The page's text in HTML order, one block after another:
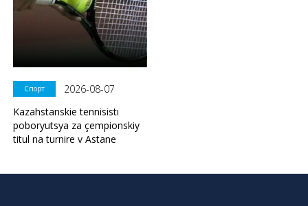
Спорт
2026-08-07
Kazahstanskie tennisistı
poboryutsya za çempionskiy
titul na turnire v Astane